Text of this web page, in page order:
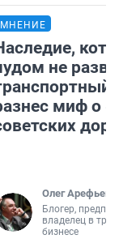
МНЕНИЕ
не
миф о
Олег Арефьев
Блогер,
владелец в
бизнесе